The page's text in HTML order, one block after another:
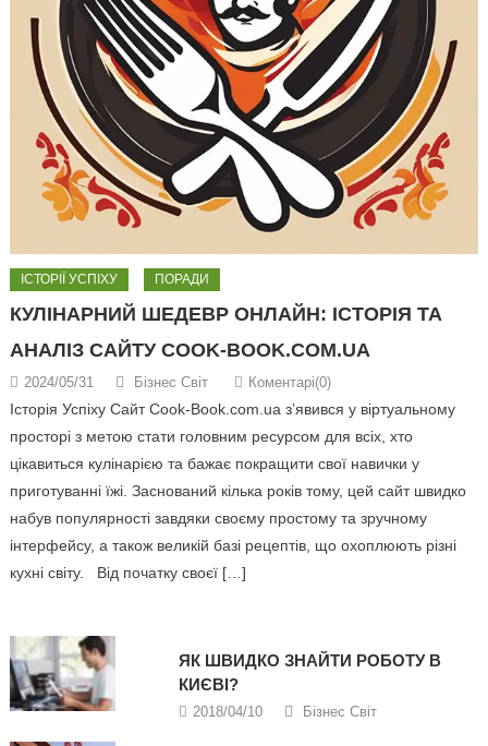
ІСТОРІЇ УСПІХУ ПОРАДИ
КУЛІНАРНИЙ ШЕДЕВР ОНЛАЙН: ІСТОРІЯ ТА
АНАЛІЗ САЙТУ COOK-BOOK.COM.UA
2024/05/31 Бізнес Світ Коментарі(0)
Історія Успіху Сайт Cook-Book.com.ua з’явився у віртуальному
просторі з метою стати головним ресурсом для всіх, хто
цікавиться кулінарією та бажає покращити свої навички у
приготуванні їжі. Заснований кілька років тому, цей сайт швидко
набув популярності завдяки своєму простому та зручному
інтерфейсу, а також великій базі рецептів, що охоплюють різні
кухні світу. Від початку своєї […]
ЯК ШВИДКО ЗНАЙТИ РОБОТУ В
КИЄВІ?
2018/04/10 Бізнес Світ